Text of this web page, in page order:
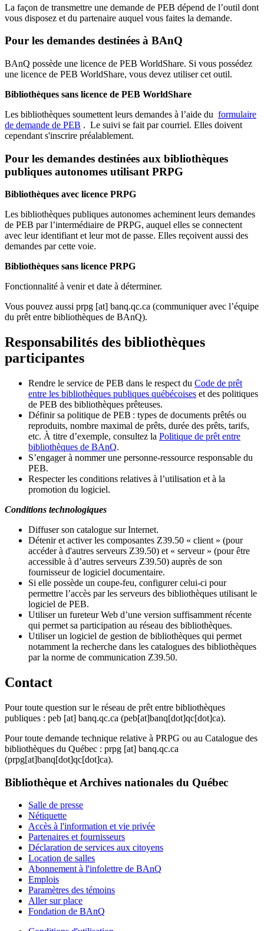
La façon de transmettre une demande de PEB dépend de l’outil dont
vous disposez et du partenaire auquel vous faites la demande.
Pour les demandes destinées à BAnQ
BAnQ possède une licence de PEB WorldShare. Si vous possédez
une licence de PEB WorldShare, vous devez utiliser cet outil.
Bibliothèques sans licence de PEB WorldShare
Les bibliothèques soumettent leurs demandes à l’aide du formulaire
de demande de PEB . Le suivi se fait par courriel. Elles doivent
cependant s'inscrire préalablement.
Pour les demandes destinées aux bibliothèques
publiques autonomes utilisant PRPG
Bibliothèques avec licence PRPG
Les bibliothèques publiques autonomes acheminent leurs demandes
de PEB par l’intermédiaire de PRPG, auquel elles se connectent
avec leur identifiant et leur mot de passe. Elles reçoivent aussi des
demandes par cette voie.
Bibliothèques sans licence PRPG
Fonctionnalité à venir et date à déterminer.
Vous pouvez aussi prpg [at] banq.qc.ca (communiquer avec l’équipe
du prêt entre bibliothèques de BAnQ).
Responsabilités des bibliothèques
participantes
Rendre le service de PEB dans le respect du Code de prêt
entre les bibliothèques publiques québécoises et des politiques
de PEB des bibliothèques prêteuses.
Définir sa politique de PEB : types de documents prêtés ou
reproduits, nombre maximal de prêts, durée des prêts, tarifs,
etc. À titre d’exemple, consultez la Politique de prêt entre
bibliothèques de BAnQ.
S’engager à nommer une personne-ressource responsable du
PEB.
Respecter les conditions relatives à l’utilisation et à la
promotion du logiciel.
Conditions technologiques
Diffuser son catalogue sur Internet.
Détenir et activer les composantes Z39.50 « client » (pour
accéder à d'autres serveurs Z39.50) et « serveur » (pour être
accessible à d’autres serveurs Z39.50) auprès de son
fournisseur de logiciel documentaire.
Si elle possède un coupe-feu, configurer celui-ci pour
permettre l’accès par les serveurs des bibliothèques utilisant le
logiciel de PEB.
Utiliser un fureteur Web d’une version suffisamment récente
qui permet sa participation au réseau des bibliothèques.
Utiliser un logiciel de gestion de bibliothèques qui permet
notamment la recherche dans les catalogues des bibliothèques
par la norme de communication Z39.50.
Contact
Pour toute question sur le réseau de prêt entre bibliothèques
publiques : peb [at] banq.qc.ca (peb[at]banq[dot]qc[dot]ca).
Pour toute demande technique relative à PRPG ou au Catalogue des
bibliothèques du Québec : prpg [at] banq.qc.ca
(prpg[at]banq[dot]qc[dot]ca).
Bibliothèque et Archives nationales du Québec
Salle de presse
Nétiquette
Accès à l'information et vie privée
Partenaires et fournisseurs
Déclaration de services aux citoyens
Location de salles
Abonnement à l'infolettre de BAnQ
Emplois
Paramètres des témoins
Aller sur place
Fondation de BAnQ